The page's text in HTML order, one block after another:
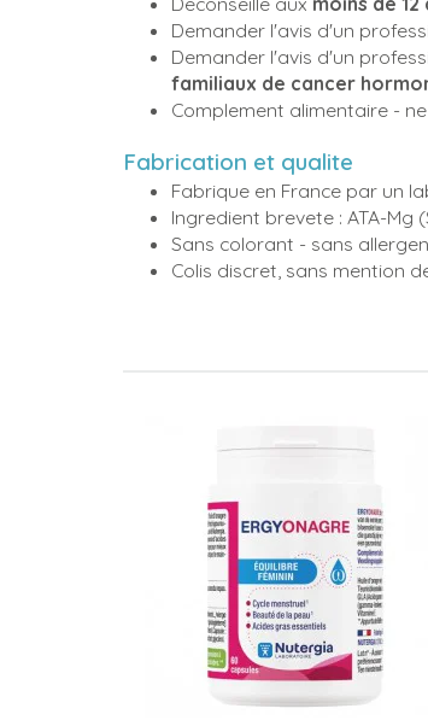
Demander l'avis d'un
Demander l'avis d'un
familiaux de cancer
Complement alimentaire -
Fabrication et qualite
Fabrique en France par un
Ingredient brevete : ATA-Mg
Sans colorant - sans
Colis discret, sans mention